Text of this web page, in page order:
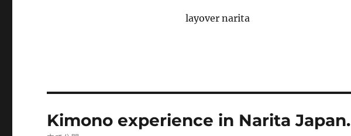
layover narita
稿
Kimono experience in Narita Japan.